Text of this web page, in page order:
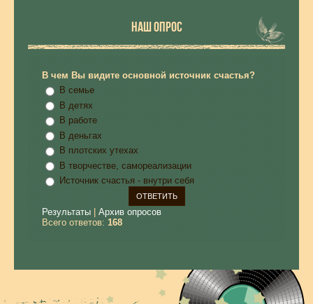
НАШ ОПРОС
В чем Вы видите основной источник счастья?
В семье
В детях
В работе
В деньгах
В плотских утехах
В творчестве, самореализации
Источник счастья - внутри себя
Результаты
Архив опросов
Всего ответов: 168